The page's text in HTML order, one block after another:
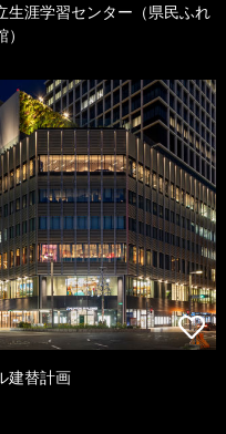
生涯学習センター（県民ふれ
建替計画